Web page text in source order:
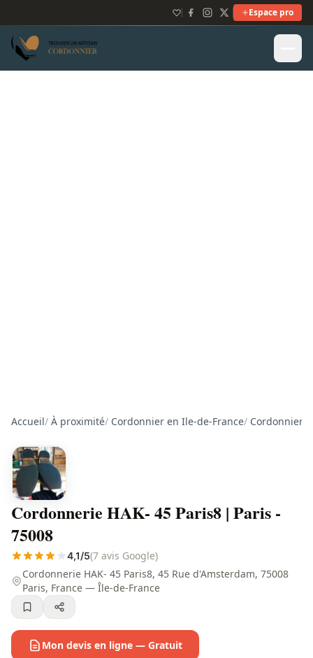
Espace pro
Accueil/ À proximité/ Cordonnier en Ile-de-France/ Cordonnier
Cordonnerie HAK- 45 Paris8 | Paris -
75008
4,1/5(7 avis Google)
Cordonnerie HAK- 45 Paris8, 45 Rue d'Amsterdam, 75008
Paris, France — Île-de-France
Mon devis en ligne — Gratuit